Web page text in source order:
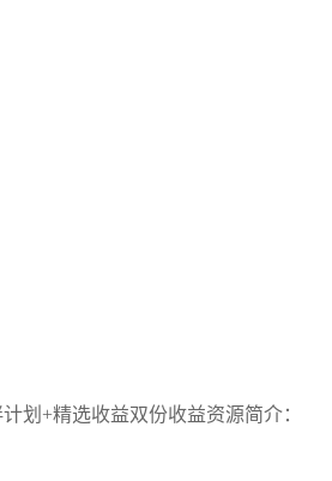
划+精选收益双份收益资源简介：